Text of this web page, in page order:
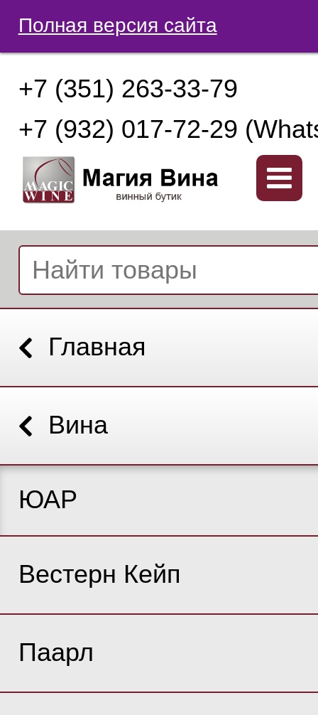
Полная версия сайта
+7 (351) 263-33-79
+7 (932) 017-72-29
Главная
Вина
ЮАР
Вестерн Кейп
Паарл